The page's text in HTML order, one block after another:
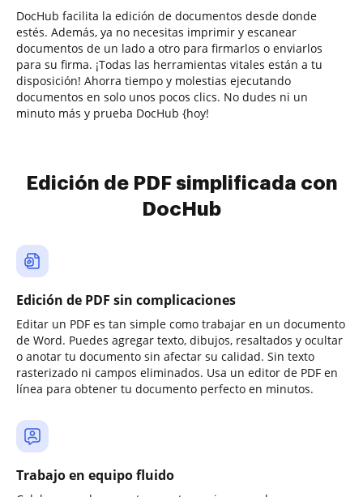
DocHub facilita la edición de documentos desde donde
estés. Además, ya no necesitas imprimir y escanear
documentos de un lado a otro para firmarlos o enviarlos
para su firma. ¡Todas las herramientas vitales están a tu
disposición! Ahorra tiempo y molestias ejecutando
documentos en solo unos pocos clics. No dudes ni un
minuto más y prueba DocHub {hoy!
Edición de PDF simplificada con
DocHub
Edición de PDF sin complicaciones
Editar un PDF es tan simple como trabajar en un documento
de Word. Puedes agregar texto, dibujos, resaltados y ocultar
o anotar tu documento sin afectar su calidad. Sin texto
rasterizado ni campos eliminados. Usa un editor de PDF en
línea para obtener tu documento perfecto en minutos.
Trabajo en equipo fluido